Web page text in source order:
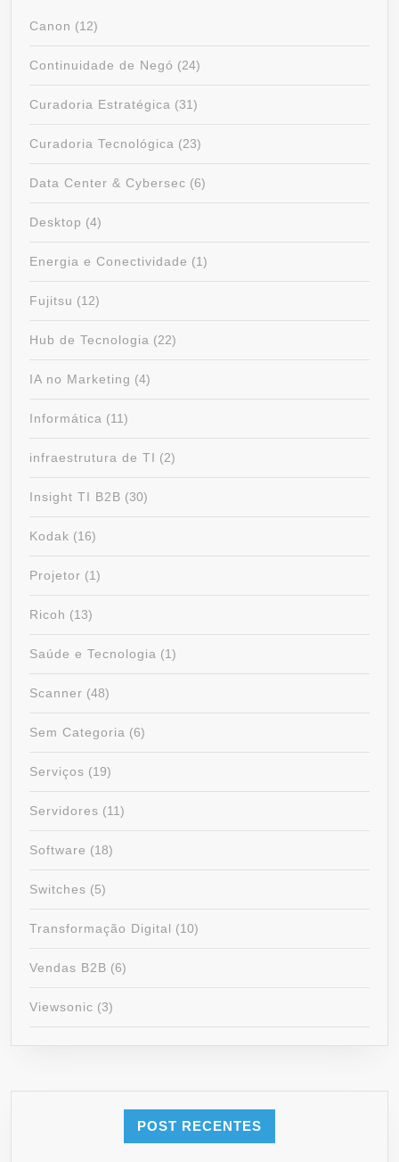
Canon (12)
Continuidade de Negó (24)
Curadoria Estratégica (31)
Curadoria Tecnológica (23)
Data Center & Cybersec (6)
Desktop (4)
Energia e Conectividade (1)
Fujitsu (12)
Hub de Tecnologia (22)
IA no Marketing (4)
Informática (11)
infraestrutura de TI (2)
Insight TI B2B (30)
Kodak (16)
Projetor (1)
Ricoh (13)
Saúde e Tecnologia (1)
Scanner (48)
Sem Categoria (6)
Serviços (19)
Servidores (11)
Software (18)
Switches (5)
Transformação Digital (10)
Vendas B2B (6)
Viewsonic (3)
POST RECENTES